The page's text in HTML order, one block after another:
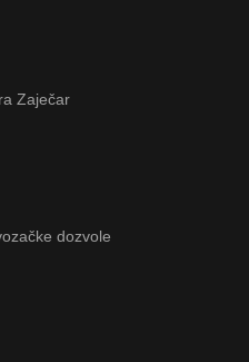
Zaječar
dozvole